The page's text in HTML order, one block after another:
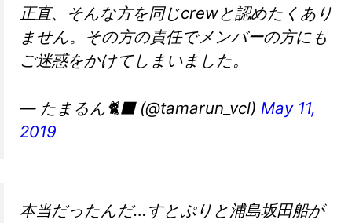
正直、そんな方を同じcrewと認めたくあり
ません。その方の責任でメンバーの方にも
ご迷惑をかけてしまいました。
— たまるん🐈‍⬛ (@tamarun_vcl) May 11,
2019
本当だったんだ…すとぷりと浦島坂田船が